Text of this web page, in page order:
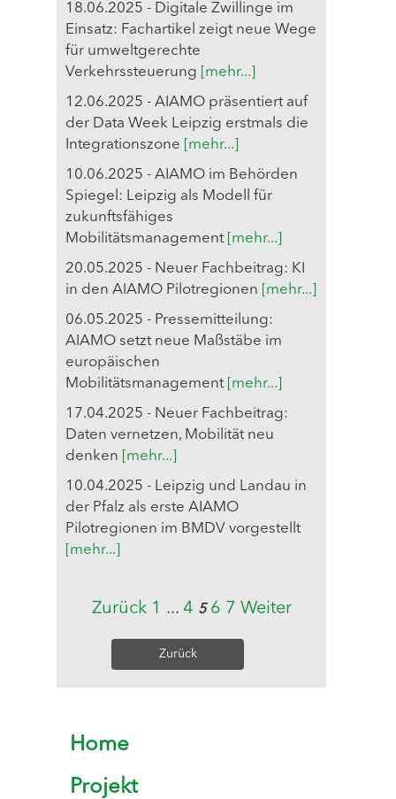
18.06.2025 - Digitale Zwillinge im
Einsatz: Fachartikel zeigt neue Wege
für umweltgerechte
Verkehrssteuerung
[mehr...]
12.06.2025 - AIAMO präsentiert auf
der Data Week Leipzig erstmals die
Integrationszone
[mehr...]
10.06.2025 - AIAMO im Behörden
Spiegel: Leipzig als Modell für
zukunftsfähiges
Mobilitätsmanagement [mehr...]
20.05.2025 - Neuer Fachbeitrag: KI
in den AIAMO Pilotregionen
[mehr...]
06.05.2025 - Pressemitteilung:
AIAMO setzt neue Maßstäbe im
europäischen
Mobilitätsmanagement [mehr...]
17.04.2025 - Neuer Fachbeitrag:
Daten vernetzen, Mobilität neu
denken
[mehr...]
10.04.2025 - Leipzig und Landau in
der Pfalz als erste AIAMO
Pilotregionen im BMDV vorgestellt
[mehr...]
Zurück 1 ... 4 5 6 7 Weiter
Zurück
Home
Projekt